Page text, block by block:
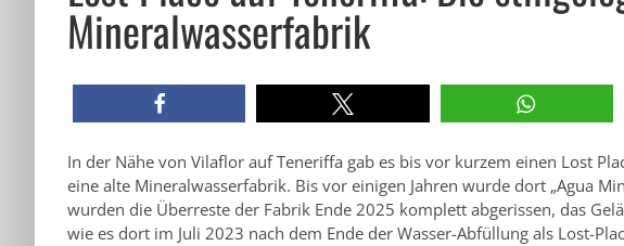
Mineralwasserfabrik
In der Nähe von Vilaflor auf Teneriffa gab es bis vor kurzem einen Lost
eine alte Mineralwasserfabrik. Bis vor einigen Jahren wurde dort „Agua
wurden die Überreste der Fabrik Ende 2025 komplett abgerissen, das
wie es dort im Juli 2023 nach dem Ende der Wasser-Abfüllung als Lost-